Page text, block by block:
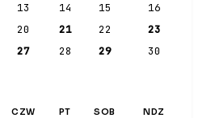
13 14 15
16
20 21 22
23
27 28 29 30
CZW PT SOB NDZ